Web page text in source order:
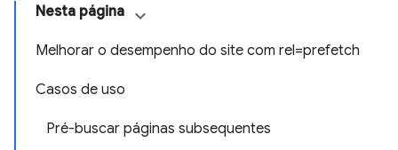
Nesta página
Melhorar o desempenho do site com rel=prefetch
Casos de uso
Pré-buscar páginas subsequentes